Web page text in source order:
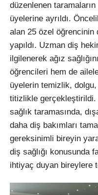
düzenlenen
üyelerine ayrıldı.
alan 25 özel
yapıldı. Uzman diş
ilgilenerek ağız
öğrencileri hem de
üyelerin temizlik,
titizlikle gerçekleştirildi.
sağlık taramasında,
daha diş bakımları
gereksinimli bireyin
diş sağlığı konusunda
ihtiyaç duyan bireylere